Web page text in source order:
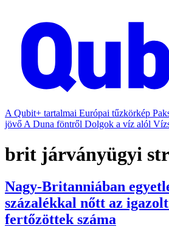
A Qubit+ tartalmai Európai tűzkörkép
jövő A Duna föntről Dolgok a víz alól
brit járványügyi
Nagy-Britanniában
százalékkal nőtt az
fertőzöttek száma